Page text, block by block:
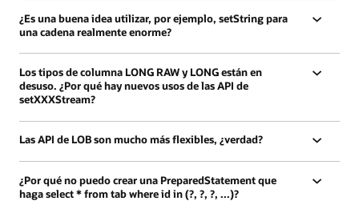
¿Es una buena idea utilizar, por ejemplo, setString para
una cadena realmente enorme?
Los tipos de columna LONG RAW y LONG están en
desuso. ¿Por qué hay nuevos usos de las API de
setXXXStream?
Las API de LOB son mucho más flexibles, ¿verdad?
¿Por qué no puedo crear una PreparedStatement que
haga select * from tab where id in (?, ?, ?, ...)?